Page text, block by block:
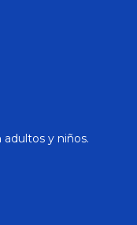
y niños.